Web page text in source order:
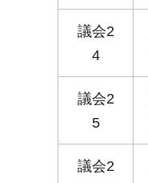
議会2
4
議会2
5
議会2